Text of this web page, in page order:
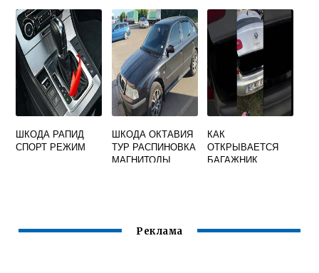
ШКОДА РАПИД
СПОРТ РЕЖИМ
ШКОДА ОКТАВИЯ
ТУР РАСПИНОВКА
МАГНИТОЛЫ
КАК
ОТКРЫВАЕТСЯ
БАГАЖНИК
Реклама